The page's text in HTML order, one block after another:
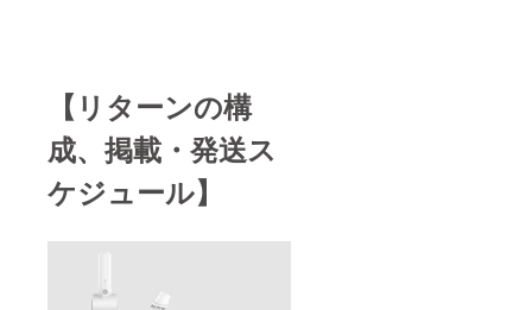
【リターンの構
成、掲載・発送ス
ケジュール】